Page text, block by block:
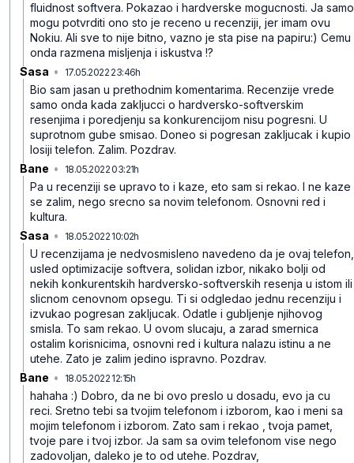
fluidnost softvera. Pokazao i hardverske mogucnosti. Ja samo
mogu potvrditi ono sto je receno u recenziji, jer imam ovu
Nokiu. Ali sve to nije bitno, vazno je sta pise na papiru:) Cemu
onda razmena misljenja i iskustva !?
Sasa • 17.05.2022 23:46h
Bio sam jasan u prethodnim komentarima. Recenzije vrede
samo onda kada zakljucci o hardversko-softverskim
resenjima i poredjenju sa konkurencijom nisu pogresni. U
suprotnom gube smisao. Doneo si pogresan zakljucak i kupio
losiji telefon. Zalim. Pozdrav.
Bane • 18.05.2022 03:21h
Pa u recenziji se upravo to i kaze, eto sam si rekao. I ne kaze
se zalim, nego srecno sa novim telefonom. Osnovni red i
kultura.
Sasa • 18.05.2022 10:02h
U recenzijama je nedvosmisleno navedeno da je ovaj telefon,
usled optimizacije softvera, solidan izbor, nikako bolji od
nekih konkurentskih hardversko-softverskih resenja u istom ili
slicnom cenovnom opsegu. Ti si odgledao jednu recenziju i
izvukao pogresan zakljucak. Odatle i gubljenje njihovog
smisla. To sam rekao. U ovom slucaju, a zarad smernica
ostalim korisnicima, osnovni red i kultura nalazu istinu a ne
utehe. Zato je zalim jedino ispravno. Pozdrav.
Bane • 18.05.2022 12:15h
hahaha :) Dobro, da ne bi ovo preslo u dosadu, evo ja cu
reci. Sretno tebi sa tvojim telefonom i izborom, kao i meni sa
mojim telefonom i izborom. Zato sam i rekao , tvoja pamet,
tvoje pare i tvoj izbor. Ja sam sa ovim telefonom vise nego
zadovoljan, daleko je to od utehe. Pozdrav,